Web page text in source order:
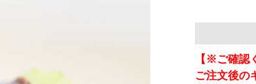
【※ご確認
ご注文後の